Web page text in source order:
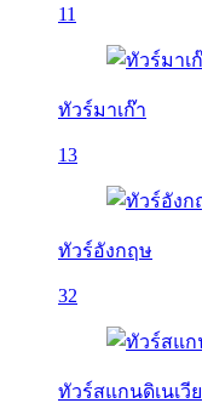
11
ทัวร์มาเก๊า
13
ทัวร์อังกฤษ
32
ทัวร์สแกนดิเนเวีย